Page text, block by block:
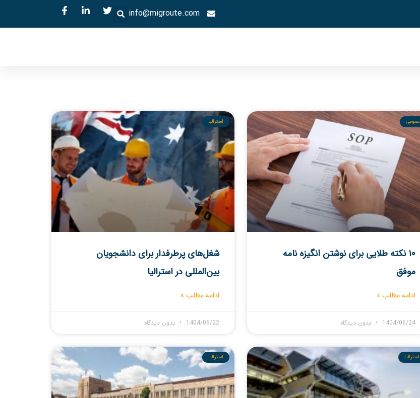
info@migroute.com
عمومی
۱۰ نکته طلایی برای نوشتن انگیزه نامه
موفق
ادامه مطلب »
1404/06/24 بدون دیدگاه
استرالیا
شغل‌های پرطرفدار برای دانشجویان
بین‌المللی در استرالیا
ادامه مطلب »
1404/06/22 بدون دیدگاه
استرالیا استرالیا